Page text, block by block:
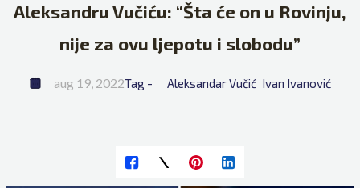
Aleksandru Vučiću: “Šta će on u Rovinju,
nije za ovu ljepotu i slobodu”
aug 19, 2022Tag - Aleksandar Vučić Ivan Ivanović